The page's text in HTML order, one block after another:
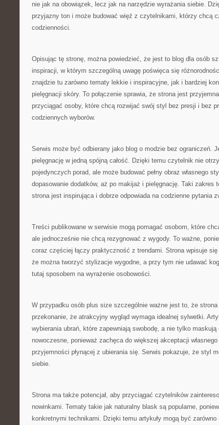
nie jak na obowiązek, lecz jak na narzędzie wyrażania siebie.
przyjazny ton i może budować więź z czytelnikami, którzy chcą
codzienności.
Opisując tę stronę, można powiedzieć, że jest to blog dla osób
inspiracji, w którym szczególną uwagę poświęca się
znajdzie tu zarówno tematy lekkie i inspiracyjne, jak i bardziej
pielęgnacji skóry. To połączenie sprawia, że strona jest
przyciągać osoby, które chcą rozwijać swój styl bez presji i bez
codziennych wyborów.
Serwis może być odbierany jako blog o modzie bez ograniczeń.
pielęgnację w jedną spójną całość. Dzięki temu czytelnik nie
pojedynczych porad, ale może budować pełny obraz własnego
dopasowanie dodatków, aż po makijaż i pielęgnację. Taki zakres
strona jest inspirująca i dobrze odpowiada na codzienne pytania
Treści publikowane w serwisie mogą pomagać osobom, które
ale jednocześnie nie chcą rezygnować z wygody. To ważne,
coraz częściej łączy praktyczność z trendami. Strona wpisuje
że można tworzyć stylizacje wygodne, a przy tym nie udawać
tutaj sposobem na wyrażenie osobowości.
W przypadku osób plus size szczególnie ważne jest to, że strona
przekonanie, że atrakcyjny wygląd wymaga idealnej sylwetki.
wybierania ubrań, które zapewniają swobodę, a nie tylko maskują
nowoczesne, ponieważ zachęca do większej akceptacji
przyjemności płynącej z ubierania się. Serwis pokazuje, że styl
siebie.
Strona ma także potencjał, aby przyciągać czytelników
nowinkami. Tematy takie jak naturalny blask są popularne,
konkretnymi technikami. Dzięki temu artykuły mogą być